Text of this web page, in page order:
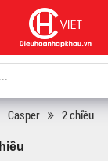
Casper 2 chiều